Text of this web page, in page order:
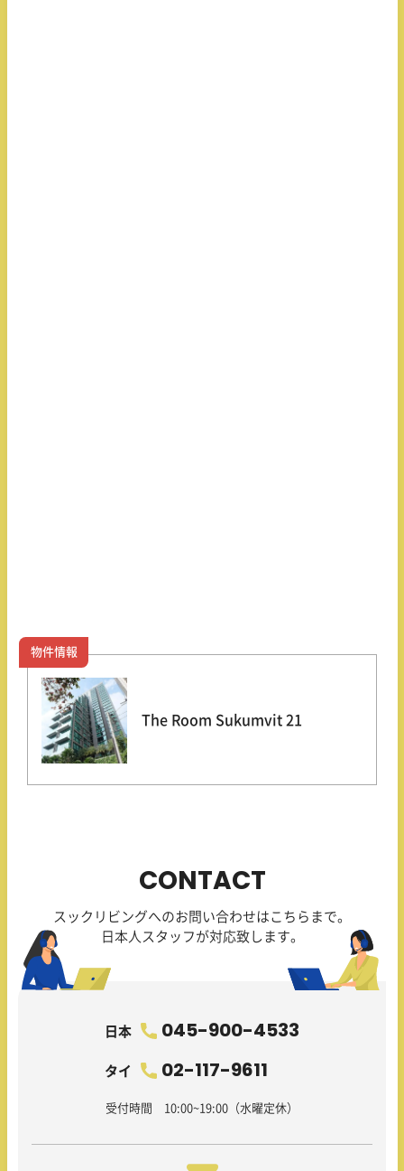
物件情報
The Room Sukumvit 21
CONTACT
スックリビングへのお問い合わせはこちらまで。
日本人スタッフが対応致します。
日本 045-900-4533
タイ 02-117-9611
受付時間 10:00~19:00（水曜定休）